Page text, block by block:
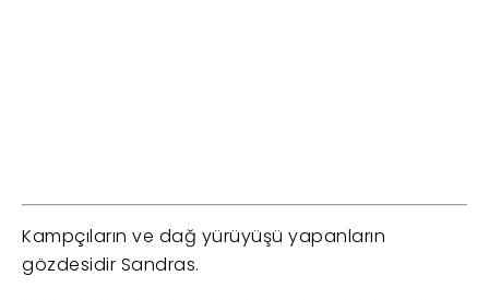
Kampçıların ve dağ yürüyüşü yapanların
gözdesidir Sandras.